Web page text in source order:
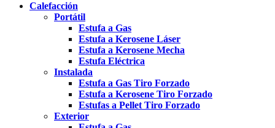
Calefacción
Portátil
Estufa a Gas
Estufa a Kerosene Láser
Estufa a Kerosene Mecha
Estufa Eléctrica
Instalada
Estufa a Gas Tiro Forzado
Estufa a Kerosene Tiro Forzado
Estufas a Pellet Tiro Forzado
Exterior